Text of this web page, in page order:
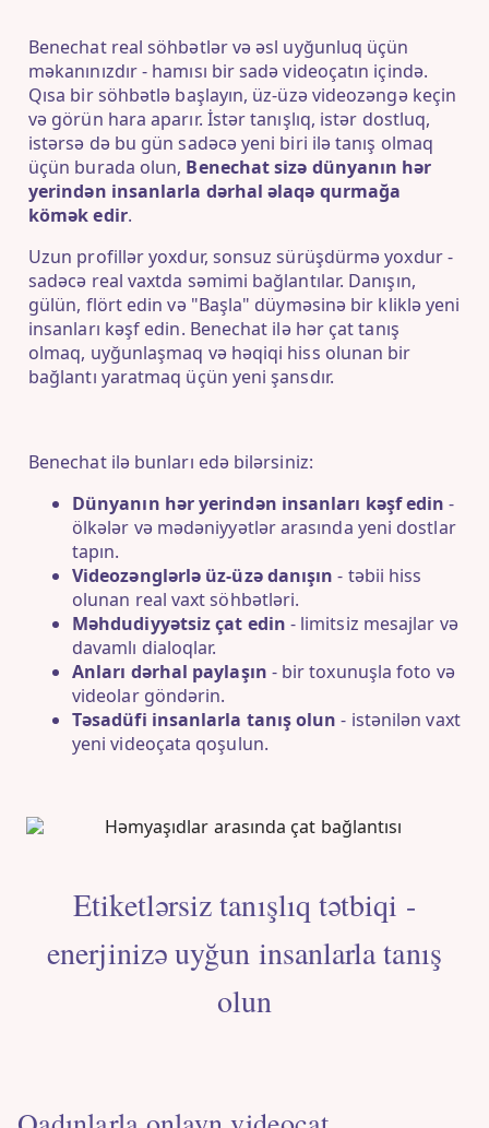
Benechat real söhbətlər və əsl uyğunluq üçün
məkanınızdır - hamısı bir sadə videoçatın içində.
Qısa bir söhbətlə başlayın, üz-üzə videozəngə keçin
və görün hara aparır. İstər tanışlıq, istər dostluq,
istərsə də bu gün sadəcə yeni biri ilə tanış olmaq
üçün burada olun, Benechat sizə dünyanın hər
yerindən insanlarla dərhal əlaqə qurmağa
kömək edir.
Uzun profillər yoxdur, sonsuz sürüşdürmə yoxdur -
sadəcə real vaxtda səmimi bağlantılar. Danışın,
gülün, flört edin və "Başla" düyməsinə bir kliklə yeni
insanları kəşf edin. Benechat ilə hər çat tanış
olmaq, uyğunlaşmaq və həqiqi hiss olunan bir
bağlantı yaratmaq üçün yeni şansdır.
Benechat ilə bunları edə bilərsiniz:
Dünyanın hər yerindən insanları kəşf edin -
ölkələr və mədəniyyətlər arasında yeni dostlar
tapın.
Videozənglərlə üz-üzə danışın - təbii hiss
olunan real vaxt söhbətləri.
Məhdudiyyətsiz çat edin - limitsiz mesajlar və
davamlı dialoqlar.
Anları dərhal paylaşın - bir toxunuşla foto və
videolar göndərin.
Təsadüfi insanlarla tanış olun - istənilən vaxt
yeni videoçata qoşulun.
Etiketlərsiz tanışlıq tətbiqi -
enerjinizə uyğun insanlarla tanış
olun